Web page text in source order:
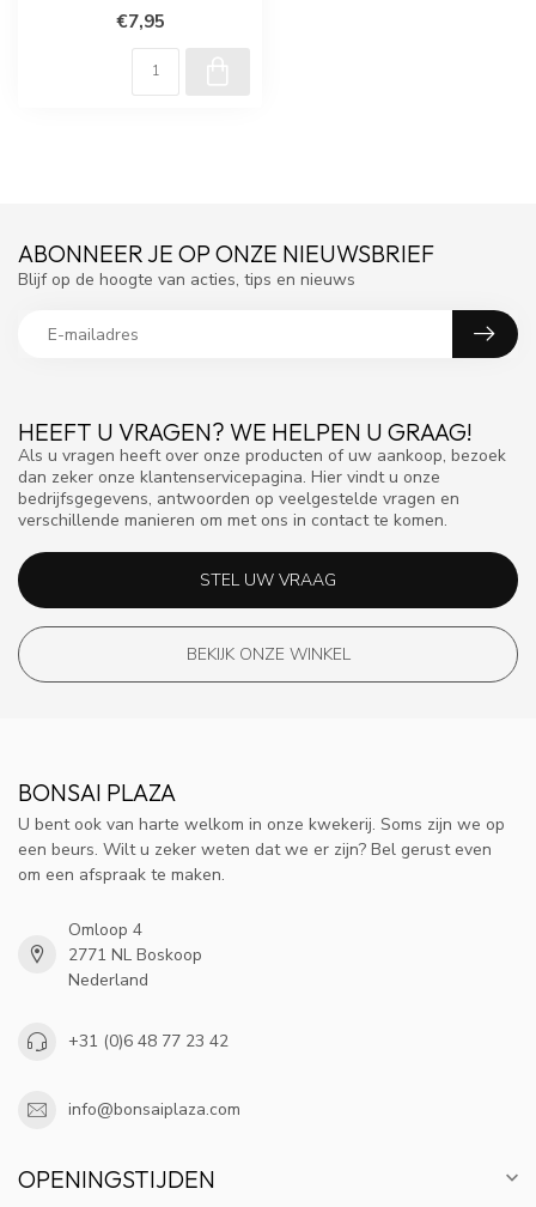
€7,95
HEEFT U VRAGEN? WE HELPEN U GRAAG!
Als u vragen heeft over onze producten of uw aankoop, bezoek
dan zeker onze klantenservicepagina. Hier vindt u onze
bedrijfsgegevens, antwoorden op veelgestelde vragen en
verschillende manieren om met ons in contact te komen.
STEL UW VRAAG
BEKIJK ONZE WINKEL
ABONNEER JE OP ONZE NIEUWSBRIEF
Blijf op de hoogte van acties, tips en nieuws
BONSAI PLAZA
U bent ook van harte welkom in onze kwekerij. Soms zijn we op
een beurs. Wilt u zeker weten dat we er zijn? Bel gerust even
om een afspraak te maken.
Omloop 4
2771 NL Boskoop
Nederland
+31 (0)6 48 77 23 42
info@bonsaiplaza.com
OPENINGSTIJDEN